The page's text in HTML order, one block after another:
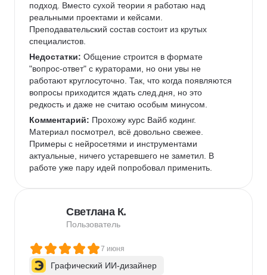
подход. Вместо сухой теории я работаю над
реальными проектами и кейсами.
Преподавательский состав состоит из крутых
специалистов.
Недостатки: Общение строится в формате
"вопрос-ответ" с кураторами, но они увы не
работают круглосуточно. Так, что когда появляются
вопросы приходится ждать след.дня, но это
редкость и даже не считаю особым минусом.
Комментарий: Прохожу курс Вайб кодинг.
Материал посмотрел, всё довольно свежее.
Примеры с нейросетями и инструментами
актуальные, ничего устаревшего не заметил. В
работе уже пару идей попробовал применить.
Светлана К.
Пользователь
7 июня
Графический ИИ-дизайнер